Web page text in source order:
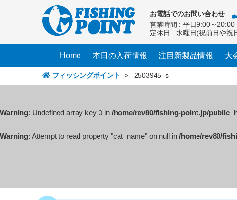
キ
プ
お電話でのお問い合わせ
営業時間 : 平日9:00～
定休日 : 水曜日(祝前日や祝
Home 本日の入荷情報 注目新製品情報 大
フィッシングポイント > 2503945_s
Warning: Undefined array key 0 in /home/rev80/fishing-point.jp/
Warning: Attempt to read property "cat_name" on null in /home/rev80/